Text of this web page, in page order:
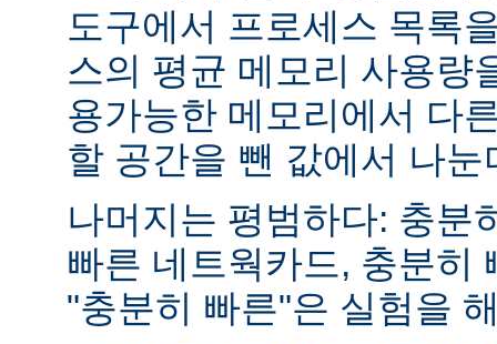
도구에서 프로세스 목록
스의 평균 메모리 사용량
용가능한 메모리에서 다
할 공간을 뺀 값에서 나눈
나머지는 평범하다: 충분
빠른 네트웍카드, 충분히
"충분히 빠른"은 실험을